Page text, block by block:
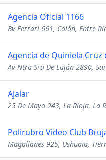
Agencia Oficial 1166
Bv Ferrari 661, Colón, Entre
Agencia de Quiniela Cruz
Av Ntra Sra De Luján 2890,
Ajalar
25 De Mayo 243, La Rioja, La
Polirubro Video Club
Magallanes 925, Ushuaia,